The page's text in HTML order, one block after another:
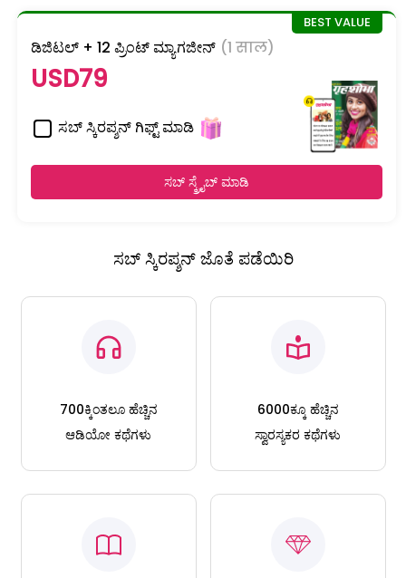
ಡಿಜಿಟಲ್ + 12 ಪ್ರಿಂಟ್ ಮ್ಯಾಗಜೀನ್ (1 साल)
USD79
ಸಬ್ ಸ್ಕಿರಪ್ಶನ್ ಗಿಫ್ಟ್ ಮಾಡಿ
ಸಬ್ ಸ್ಕ್ರೈಬ್ ಮಾಡಿ
ಸಬ್ ಸ್ಕಿರಪ್ಶನ್ ಜೊತೆ ಪಡೆಯಿರಿ
700ಕ್ಕಿಂತಲೂ ಹೆಚ್ಚಿನ
ಆಡಿಯೋ ಕಥೆಗಳು
6000ಕ್ಕೂ ಹೆಚ್ಚಿನ
ಸ್ವಾರಸ್ಯಕರ ಕಥೆಗಳು